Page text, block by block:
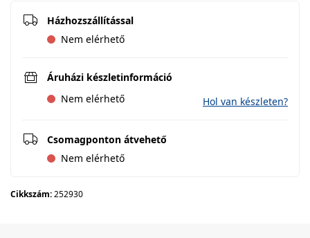
Házhozszállítással
Nem elérhető
Áruházi készletinformáció
Nem elérhető
Hol van készleten?
Csomagponton átvehető
Nem elérhető
Cikkszám:252930